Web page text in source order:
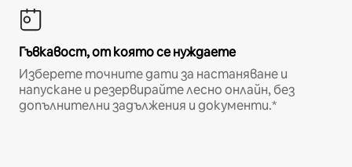
Гъвкавост, от която се нуждаете
Изберете точните дати за настаняване и
напускане и резервирайте лесно онлайн, без
допълнителни задължения и документи.*